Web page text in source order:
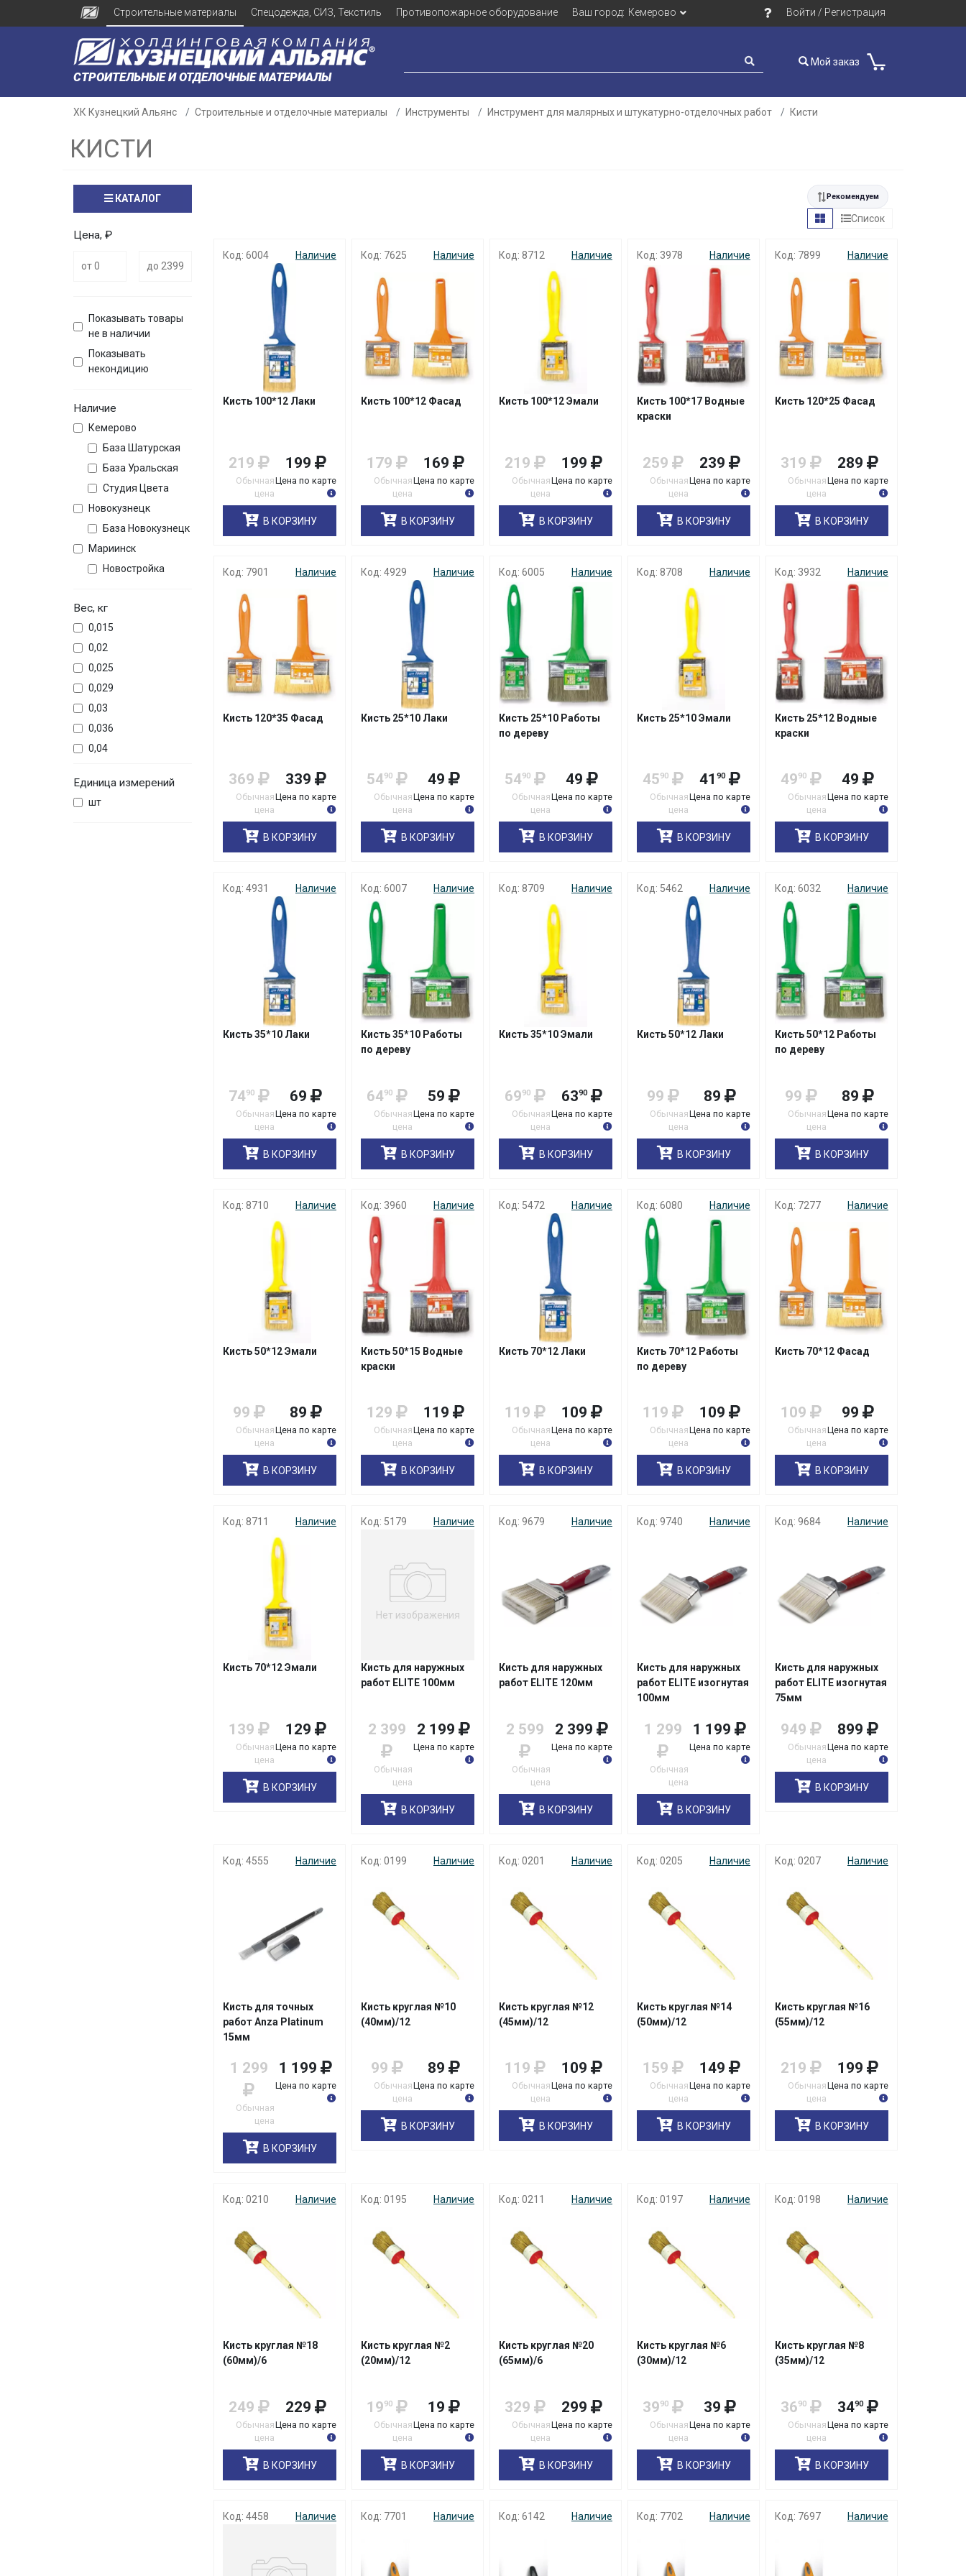
Строительные материалы Спецодежда, СИЗ, Текстиль Противопожарное оборудование Ваш город: Кемерово Войти / Регистрация
СТРОИТЕЛЬНЫЕ И ОТДЕЛОЧНЫЕ МАТЕРИАЛЫ
Мой заказ
ХК Кузнецкий Альянс Строительные и отделочные материалы Инструменты Инструмент для малярных и штукатурно-отделочных работ Кисти
КИСТИ
КАТАЛОГ
Цена, ₽
Показывать товары
не в наличии
Показывать
некондицию
Наличие
Кемерово
База Шатурская
База Уральская
Студия Цвета
Новокузнецк
База Новокузнецк
Мариинск
Новостройка
Вес, кг
0,015
0,02
0,025
0,029
0,03
0,036
0,04
0,045
0,046
Единица измерений
шт
Рекомендуем
Список
Код: 6004 Наличие
Кисть 100*12 Лаки
219
Обычная
цена
199
Цена по карте
В КОРЗИНУ
Код: 7625 Наличие
Кисть 100*12 Фасад
179
Обычная
цена
169
Цена по карте
В КОРЗИНУ
Код: 8712 Наличие
Кисть 100*12 Эмали
219
Обычная
цена
199
Цена по карте
В КОРЗИНУ
Код: 3978 Наличие
Кисть 100*17 Водные
краски
259
Обычная
цена
239
Цена по карте
В КОРЗИНУ
Код: 7899 Наличие
Кисть 120*25 Фасад
319
Обычная
цена
289
Цена по карте
В КОРЗИНУ
Код: 7901 Наличие
Кисть 120*35 Фасад
369
Обычная
цена
339
Цена по карте
В КОРЗИНУ
Код: 4929 Наличие
Кисть 25*10 Лаки
5490
Обычная
цена
49
Цена по карте
В КОРЗИНУ
Код: 6005 Наличие
Кисть 25*10 Работы
по дереву
5490
Обычная
цена
49
Цена по карте
В КОРЗИНУ
Код: 8708 Наличие
Кисть 25*10 Эмали
4590
Обычная
цена
41 90
Цена по карте
В КОРЗИНУ
Код: 3932 Наличие
Кисть 25*12 Водные
краски
4990
Обычная
цена
49
Цена по карте
В КОРЗИНУ
Код: 4931 Наличие
Кисть 35*10 Лаки
7490
Обычная
цена
69
Цена по карте
В КОРЗИНУ
Код: 6007 Наличие
Кисть 35*10 Работы
по дереву
6490
Обычная
цена
59
Цена по карте
В КОРЗИНУ
Код: 8709 Наличие
Кисть 35*10 Эмали
6990
Обычная
цена
6390
Цена по карте
В КОРЗИНУ
Код: 5462 Наличие
Кисть 50*12 Лаки
99
Обычная
цена
89
Цена по карте
В КОРЗИНУ
Код: 6032 Наличие
Кисть 50*12 Работы
по дереву
99
Обычная
цена
89
Цена по карте
В КОРЗИНУ
Код: 8710 Наличие
Кисть 50*12 Эмали
99
Обычная
цена
89
Цена по карте
В КОРЗИНУ
Код: 3960 Наличие
Кисть 50*15 Водные
краски
129
Обычная
цена
119
Цена по карте
В КОРЗИНУ
Код: 5472 Наличие
Кисть 70*12 Лаки
119
Обычная
цена
109
Цена по карте
В КОРЗИНУ
Код: 6080 Наличие
Кисть 70*12 Работы
по дереву
119
Обычная
цена
109
Цена по карте
В КОРЗИНУ
Код: 7277 Наличие
Кисть 70*12 Фасад
109
Обычная
цена
99
Цена по карте
В КОРЗИНУ
Код: 8711 Наличие
Кисть 70*12 Эмали
139
Обычная
цена
129
Цена по карте
В КОРЗИНУ
Код: 5179 Наличие
Нет изображения
Кисть для наружных
работ ELITE 100мм
2 399
Обычная
цена
2 199
Цена по карте
В КОРЗИНУ
Код: 9679 Наличие
Кисть для наружных
работ ELITE 120мм
2 599
Обычная
цена
2 399
Цена по карте
В КОРЗИНУ
Код: 9740 Наличие
Кисть для наружных
работ ELITE изогнутая
100мм
1 299
Обычная
цена
1 199
Цена по карте
В КОРЗИНУ
Код: 9684 Наличие
Кисть для наружных
работ ELITE изогнутая
75мм
949
Обычная
цена
899
Цена по карте
В КОРЗИНУ
Код: 4555 Наличие
Кисть для точных
работ Anza Platinum
15мм
1 299
Обычная
цена
1 199
Цена по карте
В КОРЗИНУ
Код: 0199 Наличие
Кисть круглая №10
(40мм)/12
99
Обычная
цена
89
Цена по карте
В КОРЗИНУ
Код: 0201 Наличие
Кисть круглая №12
(45мм)/12
119
Обычная
цена
109
Цена по карте
В КОРЗИНУ
Код: 0205 Наличие
Кисть круглая №14
(50мм)/12
159
Обычная
цена
149
Цена по карте
В КОРЗИНУ
Код: 0207 Наличие
Кисть круглая №16
(55мм)/12
219
Обычная
цена
199
Цена по карте
В КОРЗИНУ
Код: 0210 Наличие
Кисть круглая №18
(60мм)/6
249
Обычная
цена
229
Цена по карте
В КОРЗИНУ
Код: 0195 Наличие
Кисть круглая №2
(20мм)/12
1990
Обычная
цена
19
Цена по карте
В КОРЗИНУ
Код: 0211 Наличие
Кисть круглая №20
(65мм)/6
329
Обычная
цена
299
Цена по карте
В КОРЗИНУ
Код: 0197 Наличие
Кисть круглая №6
(30мм)/12
3990
Обычная
цена
39
Цена по карте
В КОРЗИНУ
Код: 0198 Наличие
Кисть круглая №8
(35мм)/12
3690
Обычная
цена
3490
Цена по карте
В КОРЗИНУ
Код: 4458 Наличие Код: 7701 Наличие Код: 6142 Наличие Код: 7702 Наличие Код: 7697 Наличие